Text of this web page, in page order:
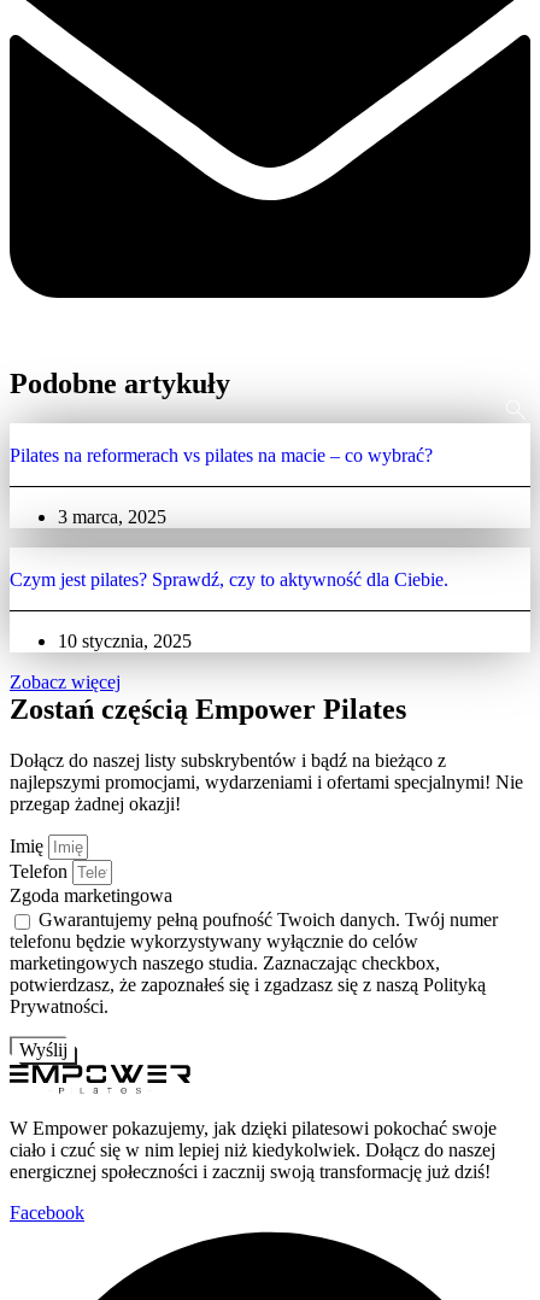
Podobne artykuły
Pilates na reformerach vs pilates na macie – co wybrać?
3 marca, 2025
Czym jest pilates? Sprawdź, czy to aktywność dla Ciebie.
10 stycznia, 2025
Zobacz więcej
Zostań częścią Empower Pilates
Dołącz do naszej listy subskrybentów i bądź na bieżąco z
najlepszymi promocjami, wydarzeniami i ofertami specjalnymi! Nie
przegap żadnej okazji!
Imię
Telefon
Zgoda marketingowa
Gwarantujemy pełną poufność Twoich danych. Twój numer
telefonu będzie wykorzystywany wyłącznie do celów
marketingowych naszego studia. Zaznaczając checkbox,
potwierdzasz, że zapoznałeś się i zgadzasz się z naszą Polityką
Prywatności.
Wyślij
W Empower pokazujemy, jak dzięki pilatesowi pokochać swoje
ciało i czuć się w nim lepiej niż kiedykolwiek. Dołącz do naszej
energicznej społeczności i zacznij swoją transformację już dziś!
Facebook